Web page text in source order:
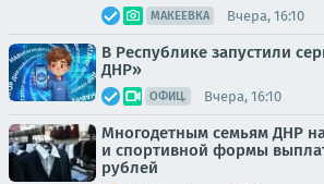
МАКЕЕВКА Вчера, 16:10
В Республике запустили
ДНР»
ОФИЦ. Вчера, 16:10
Многодетным семьям ДНР
и спортивной формы
рублей